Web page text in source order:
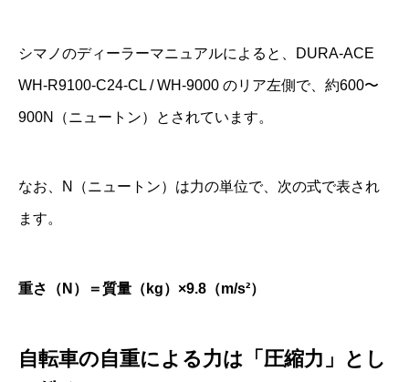
シマノのディーラーマニュアルによると、DURA-ACE
WH-R9100-C24-CL / WH-9000 のリア左側で、約600〜
900N（ニュートン）とされています。
なお、N（ニュートン）は力の単位で、次の式で表され
ます。
重さ（N）＝質量（kg）×9.8（m/s²）
自転車の自重による力は「圧縮力」とし